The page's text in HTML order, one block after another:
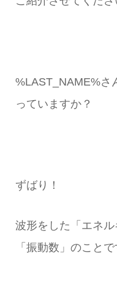
%LAST_NAME%さ
っていますか？
ずばり！
波形をした「エネ
「振動数」のことで